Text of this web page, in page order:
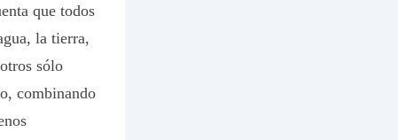
que todos
la tierra,
sólo
combinando